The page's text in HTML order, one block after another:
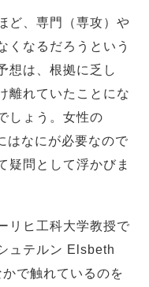
ど、専門（専攻）や
くなるだろうという
想は、根拠に乏し
離れていたことにな
しょう。女性の
はなにが必要なので
疑問として浮かびま
リヒ工科大学教授で
ュテルン Elsbeth
で触れているのを